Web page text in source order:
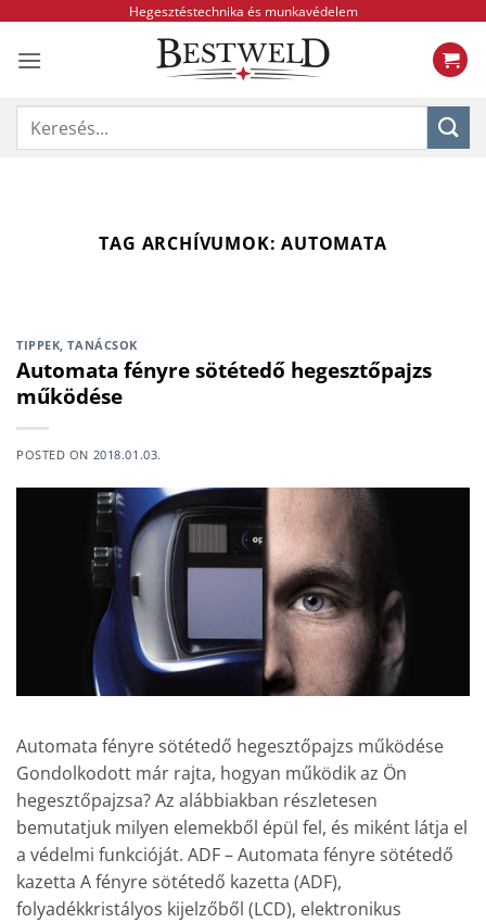
content
Hegesztéstechnika és munkavédelem
Keresés
TAG ARCHÍVUMOK:AUTOMATA
TIPPEK, TANÁCSOK
Automata fényre sötétedő hegesztőpajzs
működése
POSTED ON 2018.01.03.
Automata fényre sötétedő hegesztőpajzs működése
Gondolkodott már rajta, hogyan működik az Ön
hegesztőpajzsa? Az alábbiakban részletesen
bemutatjuk milyen elemekből épül fel, és miként látja el
a védelmi funkcióját. ADF – Automata fényre sötétedő
kazetta A fényre sötétedő kazetta (ADF),
folyadékkristályos kijelzőből (LCD), elektronikus